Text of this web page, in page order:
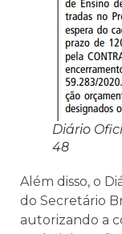
Diário
48
Além disso, o
do Secretário
autorizando a